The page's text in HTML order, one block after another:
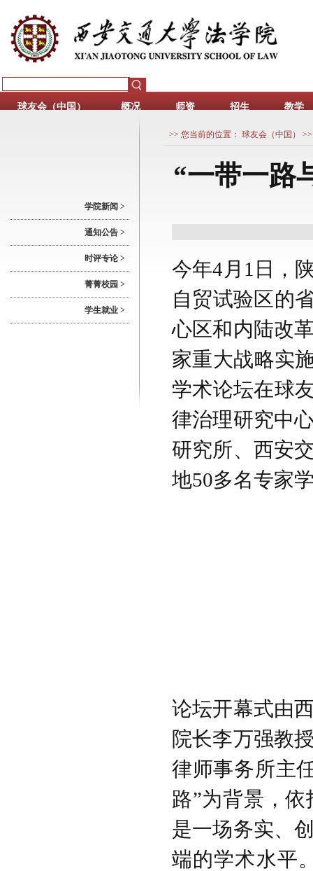
球友会（中国） 概况 师资 招生 教学
学院新闻 >
通知公告 >
时评专论 >
菁菁校园 >
学生就业 >
>> 您当前的位置： 球友会（中国）
“一带一路
今年4月1日，
自贸试验区的
心区和内陆改
家重大战略实
学术论坛在球
律治理研究中
研究所、西安
地50多名专家
论坛开幕式由
院长李万强教
律师事务所主
路”为背景，
是一场务实、
端的学术水平